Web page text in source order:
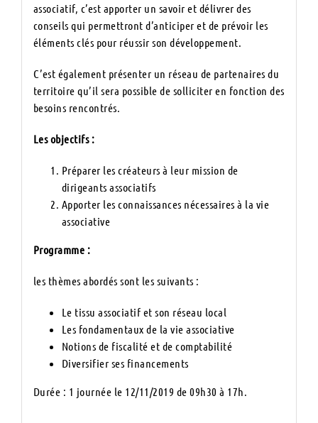
associatif, c’est apporter un savoir et délivrer des
conseils qui permettront d’anticiper et de prévoir les
éléments clés pour réussir son développement.
C’est également présenter un réseau de partenaires du
territoire qu’il sera possible de solliciter en fonction des
besoins rencontrés.
Les objectifs :
Préparer les créateurs à leur mission de
dirigeants associatifs
Apporter les connaissances nécessaires à la vie
associative
Programme :
les thèmes abordés sont les suivants :
Le tissu associatif et son réseau local
Les fondamentaux de la vie associative
Notions de fiscalité et de comptabilité
Diversifier ses financements
Durée : 1 journée le 12/11/2019 de 09h30 à 17h.